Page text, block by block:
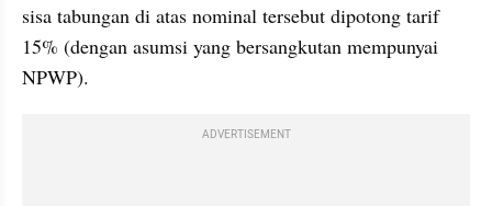
sisa tabungan di atas nominal tersebut dipotong tarif
15% (dengan asumsi yang bersangkutan mempunyai
NPWP).
ADVERTISEMENT